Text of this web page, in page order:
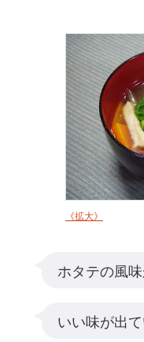
《拡大》
ホタテの風
いい味が出